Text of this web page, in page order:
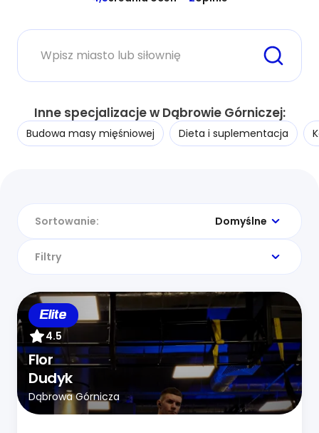
Miasto lub siłownia
Inne specjalizacje w Dąbrowie Górniczej:
Budowa masy mięśniowej Dieta i suplementacja
Sortowanie: Domyślne
Filtry
Elite
4.5
Flor
Dudyk
Dąbrowa Górnicza